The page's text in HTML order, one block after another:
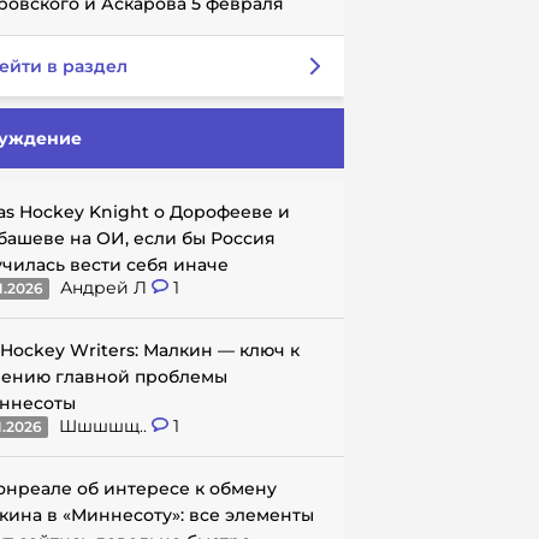
в раздел
Hockey Knight о Дорофееве и
на ОИ, если бы Россия
вести себя иначе
Андрей Л 1
Writers: Малкин — ключ к
главной проблемы
Шшшшщ.. 1
об интересе к обмену
в «Миннесоту»: все элементы